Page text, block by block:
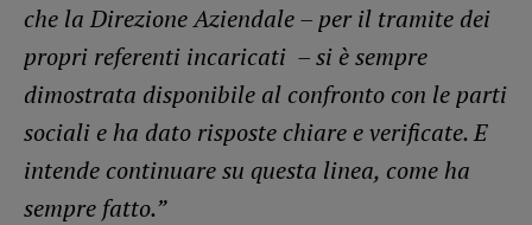
che la Direzione Aziendale – per il tramite dei
propri referenti incaricati – si è sempre
dimostrata disponibile al confronto con le parti
sociali e ha dato risposte chiare e verificate. E
intende continuare su questa linea, come ha
sempre fatto.”